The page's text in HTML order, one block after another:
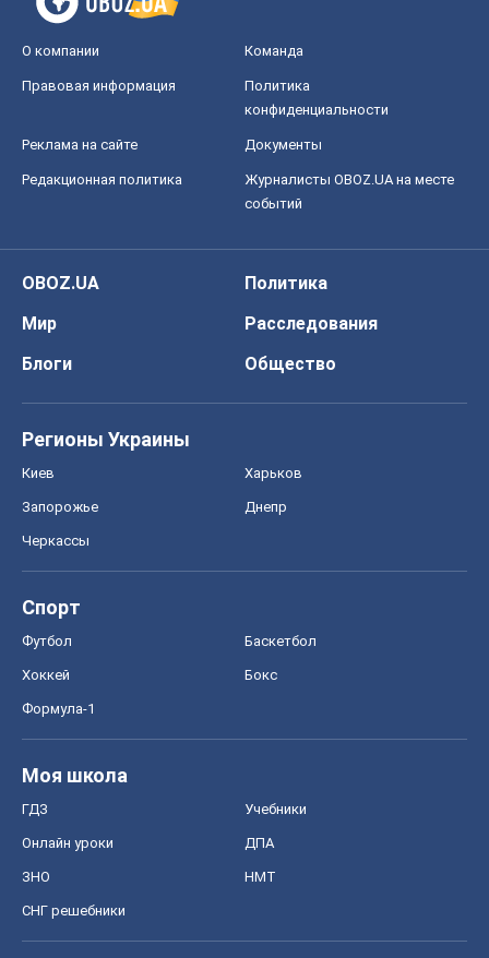
О компании Команда
Правовая информация
Политика
конфиденциальности
Реклама на сайте Документы
Редакционная политика
Журналисты OBOZ.UA на месте
событий
OBOZ.UA
Политика
Мир
Расследования
Блоги
Общество
Регионы Украины
Киев Харьков
Запорожье Днепр
Черкассы
Спорт
Футбол Баскетбол
Хоккей Бокс
Формула-1
Моя школа
ГДЗ Учебники
Онлайн уроки ДПА
ЗНО НМТ
СНГ решебники